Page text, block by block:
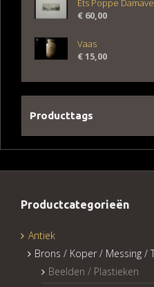
Ets Poppe Damave
€ 60,00
Vaas
€15,00
Producttags
Productcategorieën
Antiek
Brons / Koper / Messing /
Beelden / Plastieken